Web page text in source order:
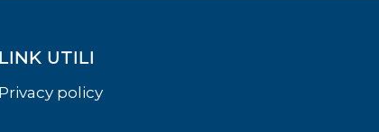
LINK UTILI
Privacy policy